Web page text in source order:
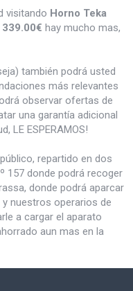
visitando Horno Teka
339.00€ hay mucho mas,
también podrá usted
más relevantes
observar ofertas de
una garantía adicional
LE ESPERAMOS!
repartido en dos
157 donde podrá recoger
donde podrá aparcar
nuestros operarios de
a cargar el aparato
aun mas en la